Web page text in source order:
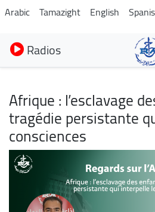
Aller
au
Arabic Tamazight English
Radios
Afrique : l’esclavage
tragédie persistante
consciences
Image